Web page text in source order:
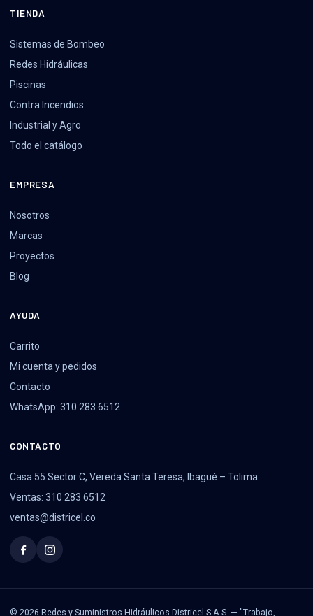
TIENDA
Sistemas de Bombeo
Redes Hidráulicas
Piscinas
Contra Incendios
Industrial y Agro
Todo el catálogo
EMPRESA
Nosotros
Marcas
Proyectos
Blog
AYUDA
Carrito
Mi cuenta y pedidos
Contacto
WhatsApp: 310 283 6512
CONTACTO
Casa 55 Sector C, Vereda Santa Teresa, Ibagué – Tolima
Ventas: 310 283 6512
ventas@districel.co
© 2026 Redes y Suministros Hidráulicos Districel S.A.S. — "Trabajo,